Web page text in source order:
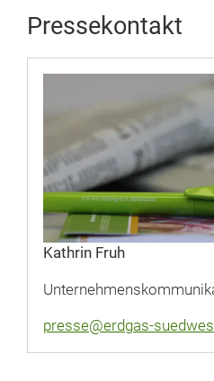
Pressekontakt
Kathrin Fruh
presse@erdgas-